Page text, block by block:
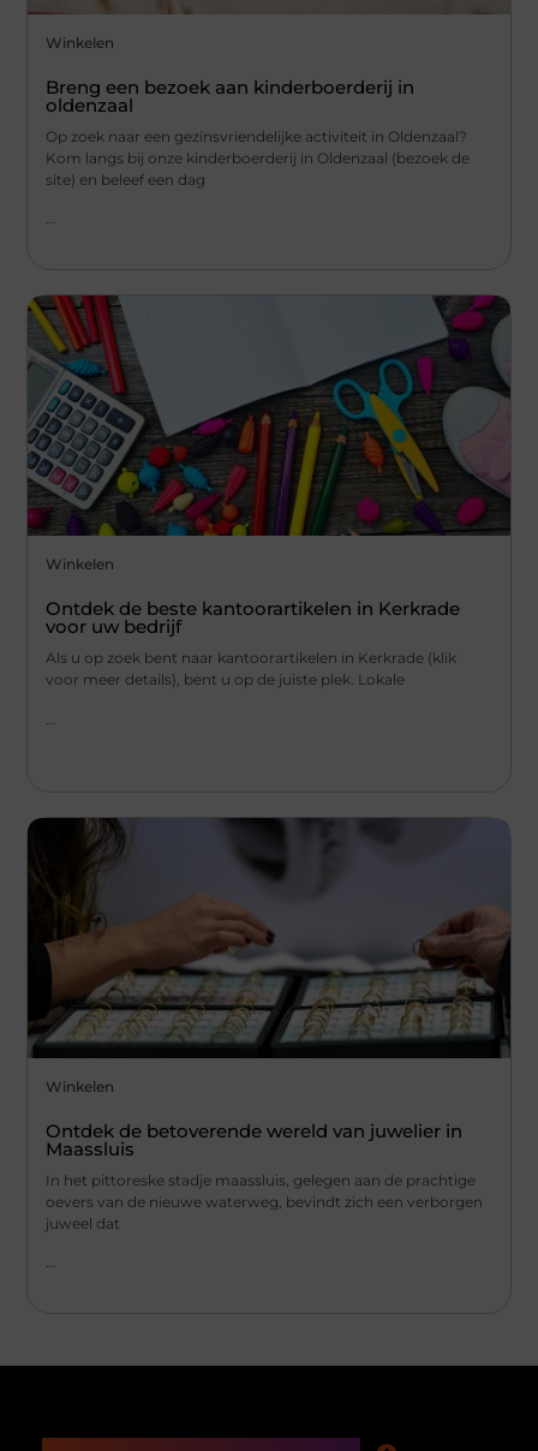
Winkelen
Breng een bezoek aan kinderboerderij in
oldenzaal
Op zoek naar een gezinsvriendelijke activiteit in Oldenzaal?
Kom langs bij onze kinderboerderij in Oldenzaal (bezoek de
site) en beleef een dag
...
Winkelen
Ontdek de beste kantoorartikelen in Kerkrade
voor uw bedrijf
Als u op zoek bent naar kantoorartikelen in Kerkrade (klik
voor meer details), bent u op de juiste plek. Lokale
Winkelen
Ontdek de betoverende wereld van juwelier in
Maassluis
In het pittoreske stadje maassluis, gelegen aan de prachtige
oevers van de nieuwe waterweg, bevindt zich een verborgen
juweel dat
...